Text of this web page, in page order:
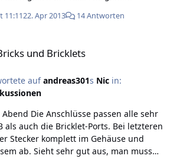
11:1122. Apr 2013 14 Antworten
und Bricklets
aufandreas301s Nicin:
alle sehr
als auch die Bricklet-Ports. Bei letzteren
Stecker komplett im Gehäuse und
ab. Sieht sehr gut aus, man muss